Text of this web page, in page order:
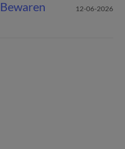
Bewaren 12-06-2026